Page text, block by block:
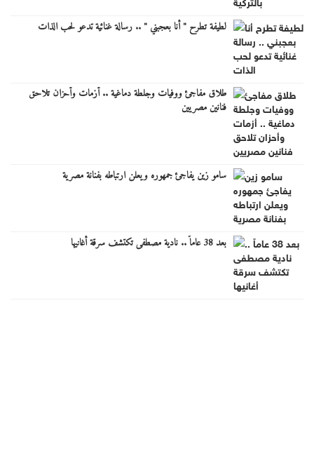
لطيفة تطرح " أنا بعجبني " .. رسالة غنائية تدعو لحب الذات
طلاق مفاجئ ووفيات وجلطة دماغية .. أزمات وأحزان تلاحق
فنانين مصريين
سامو زين يفاجئ جمهوره ويعلن ارتباطه بفنانة مصرية
بعد 38 عاماً .. نادية مصطفى تكتشف سرقة أغانيها